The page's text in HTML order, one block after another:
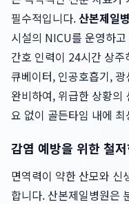
필수적입니다.산본제일
시설의 NICU를 운영하
간호 인력이 24시간 상
큐베이터, 인공호흡기,
완비하여, 위급한 상황의
요 없이 골든타임 내에
감염 예방을 위한 철
면역력이 약한 산모와 신
합니다. 산본제일병원은